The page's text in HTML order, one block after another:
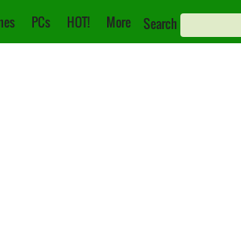
PCs HOT! More Search